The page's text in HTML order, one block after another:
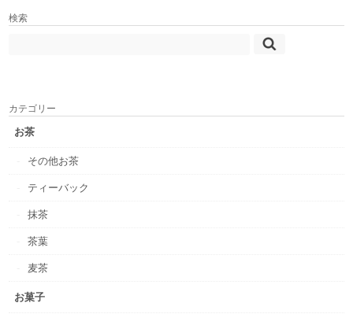
検索
カテゴリー
お茶
その他お茶
ティーバック
抹茶
茶葉
麦茶
お菓子